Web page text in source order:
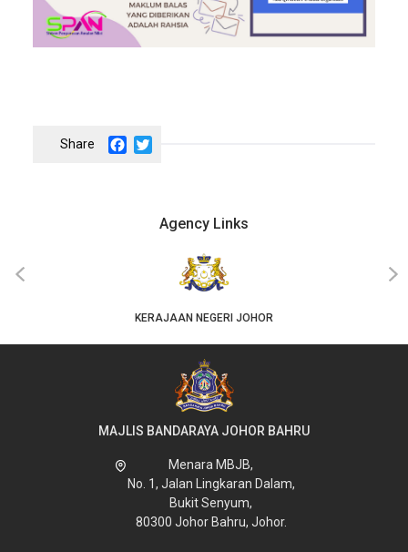
Facebook
Agency Links
KERAJAAN NEGERI JOHOR
‹ ›
MAJLIS BANDARAYA JOHOR BAHRU
Menara MBJB,
No. 1, Jalan Lingkaran Dalam,
Bukit Senyum,
80300 Johor Bahru, Johor.